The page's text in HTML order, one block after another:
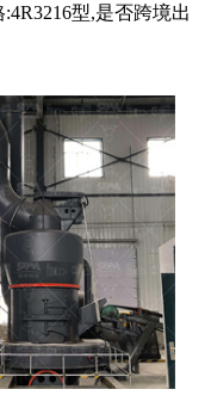
型,是否跨境出